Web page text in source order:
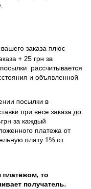
заказа плюс
+ 25 грн за
рассчитывается
и объявленной
посылки в
при весе заказа до
за каждый
платежа от
плату 1% от
платежом, то
получатель.